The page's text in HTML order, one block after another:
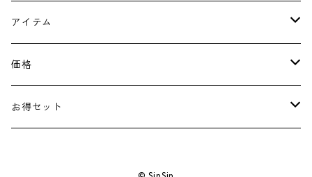
アイテム
ピアス
ネックレス
価格
￥1100～￥2000
お得セット